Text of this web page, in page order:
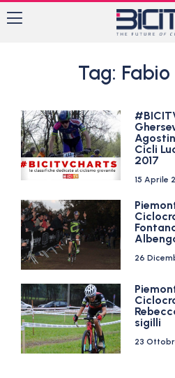
Tag:
Cicli
2017
15 Aprile
26
sigilli
23